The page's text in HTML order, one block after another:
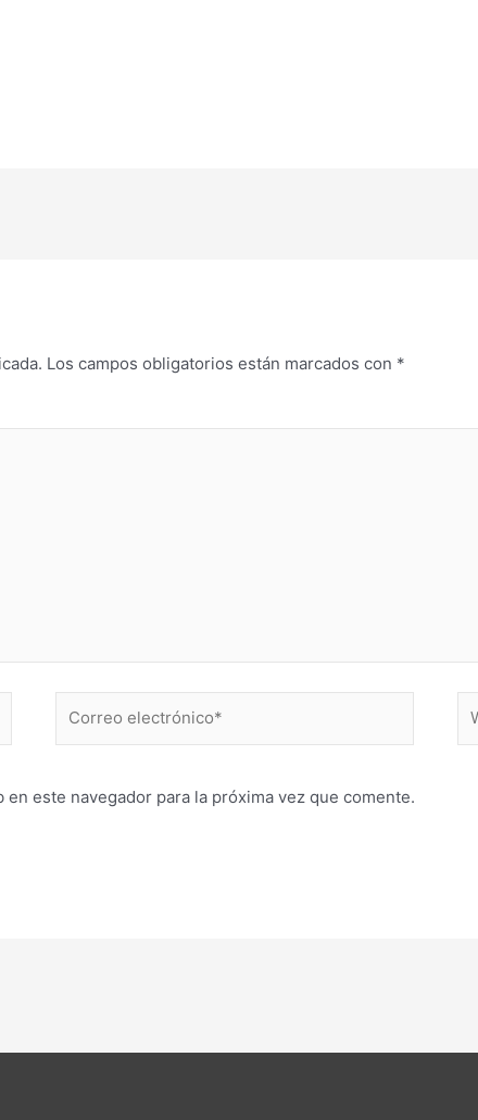
Los campos obligatorios están marcados con *
electrónico*
este navegador para la próxima vez que comente.